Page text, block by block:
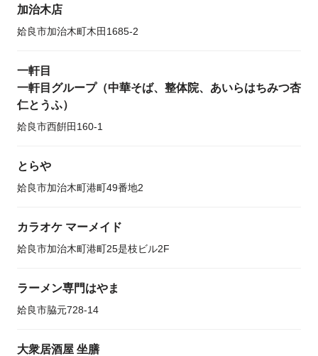
加治木店
姶良市加治木町木田1685-2
一軒目
一軒目グループ（中華そば、整体院、あいらはちみつ杏
仁とうふ）
姶良市西餠田160-1
とらや
姶良市加治木町港町49番地2
カラオケ マーメイド
姶良市加治木町港町25是枝ビル2F
ラーメン専門はやま
姶良市脇元728-14
大衆居酒屋 坐膳